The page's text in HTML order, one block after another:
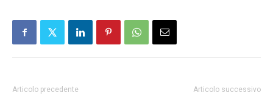
Articolo precedente Articolo successivo